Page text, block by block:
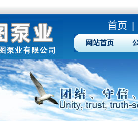
首页
网站首页